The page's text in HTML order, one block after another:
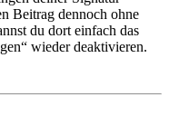
Beitrag dennoch ohne
du dort einfach das
wieder deaktivieren.